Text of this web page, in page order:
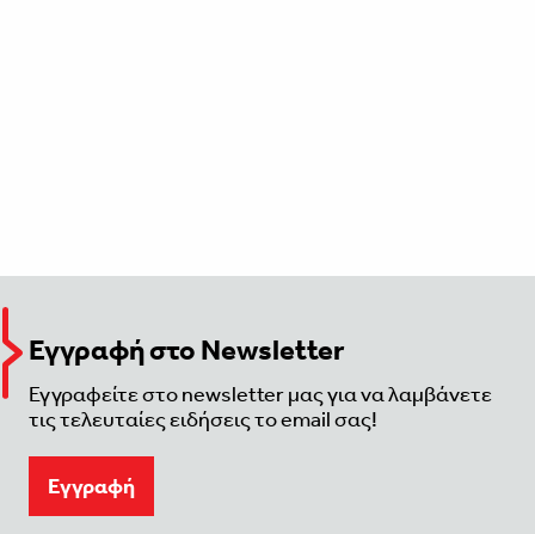
Εγγραφή στο Newsletter
Εγγραφείτε στο newsletter μας για να λαμβάνετε
τις τελευταίες ειδήσεις το email σας!
Eγγραφή